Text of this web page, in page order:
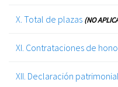
X. Total de plazas (NO
XI. Contrataciones de
XII. Declaración patrimonial